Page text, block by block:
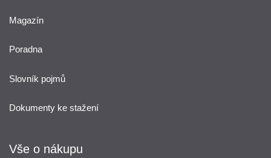
Magazín
Poradna
Slovník pojmů
Dokumenty ke stažení
Vše o nákupu